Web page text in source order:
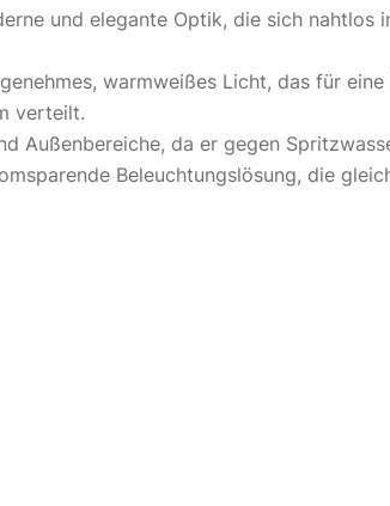
und elegante Optik, die sich nahtlos
warmweißes Licht, das für
verteilt.
Außenbereiche, da er gegen
Beleuchtungslösung, die